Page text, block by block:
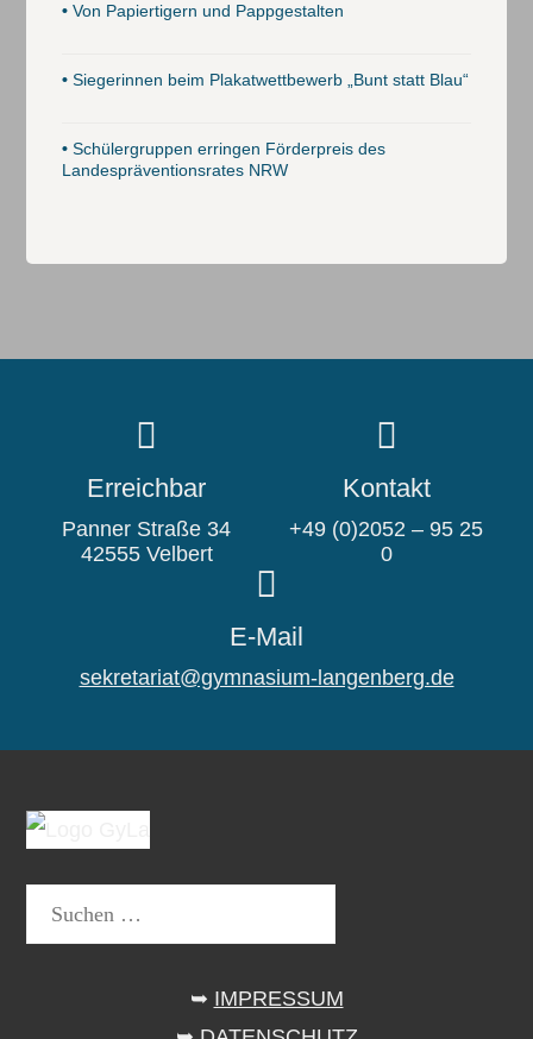
• Von Papiertigern und Pappgestalten
• Siegerinnen beim Plakatwettbewerb „Bunt statt Blau“
• Schülergruppen erringen Förderpreis des
Landespräventionsrates NRW
Erreichbar
Panner Straße 34
42555 Velbert
Kontakt
+49 (0)2052 – 95 25
0
E-Mail
sekretariat@gymnasium-langenberg.de
Suchen
nach:
➥ IMPRESSUM